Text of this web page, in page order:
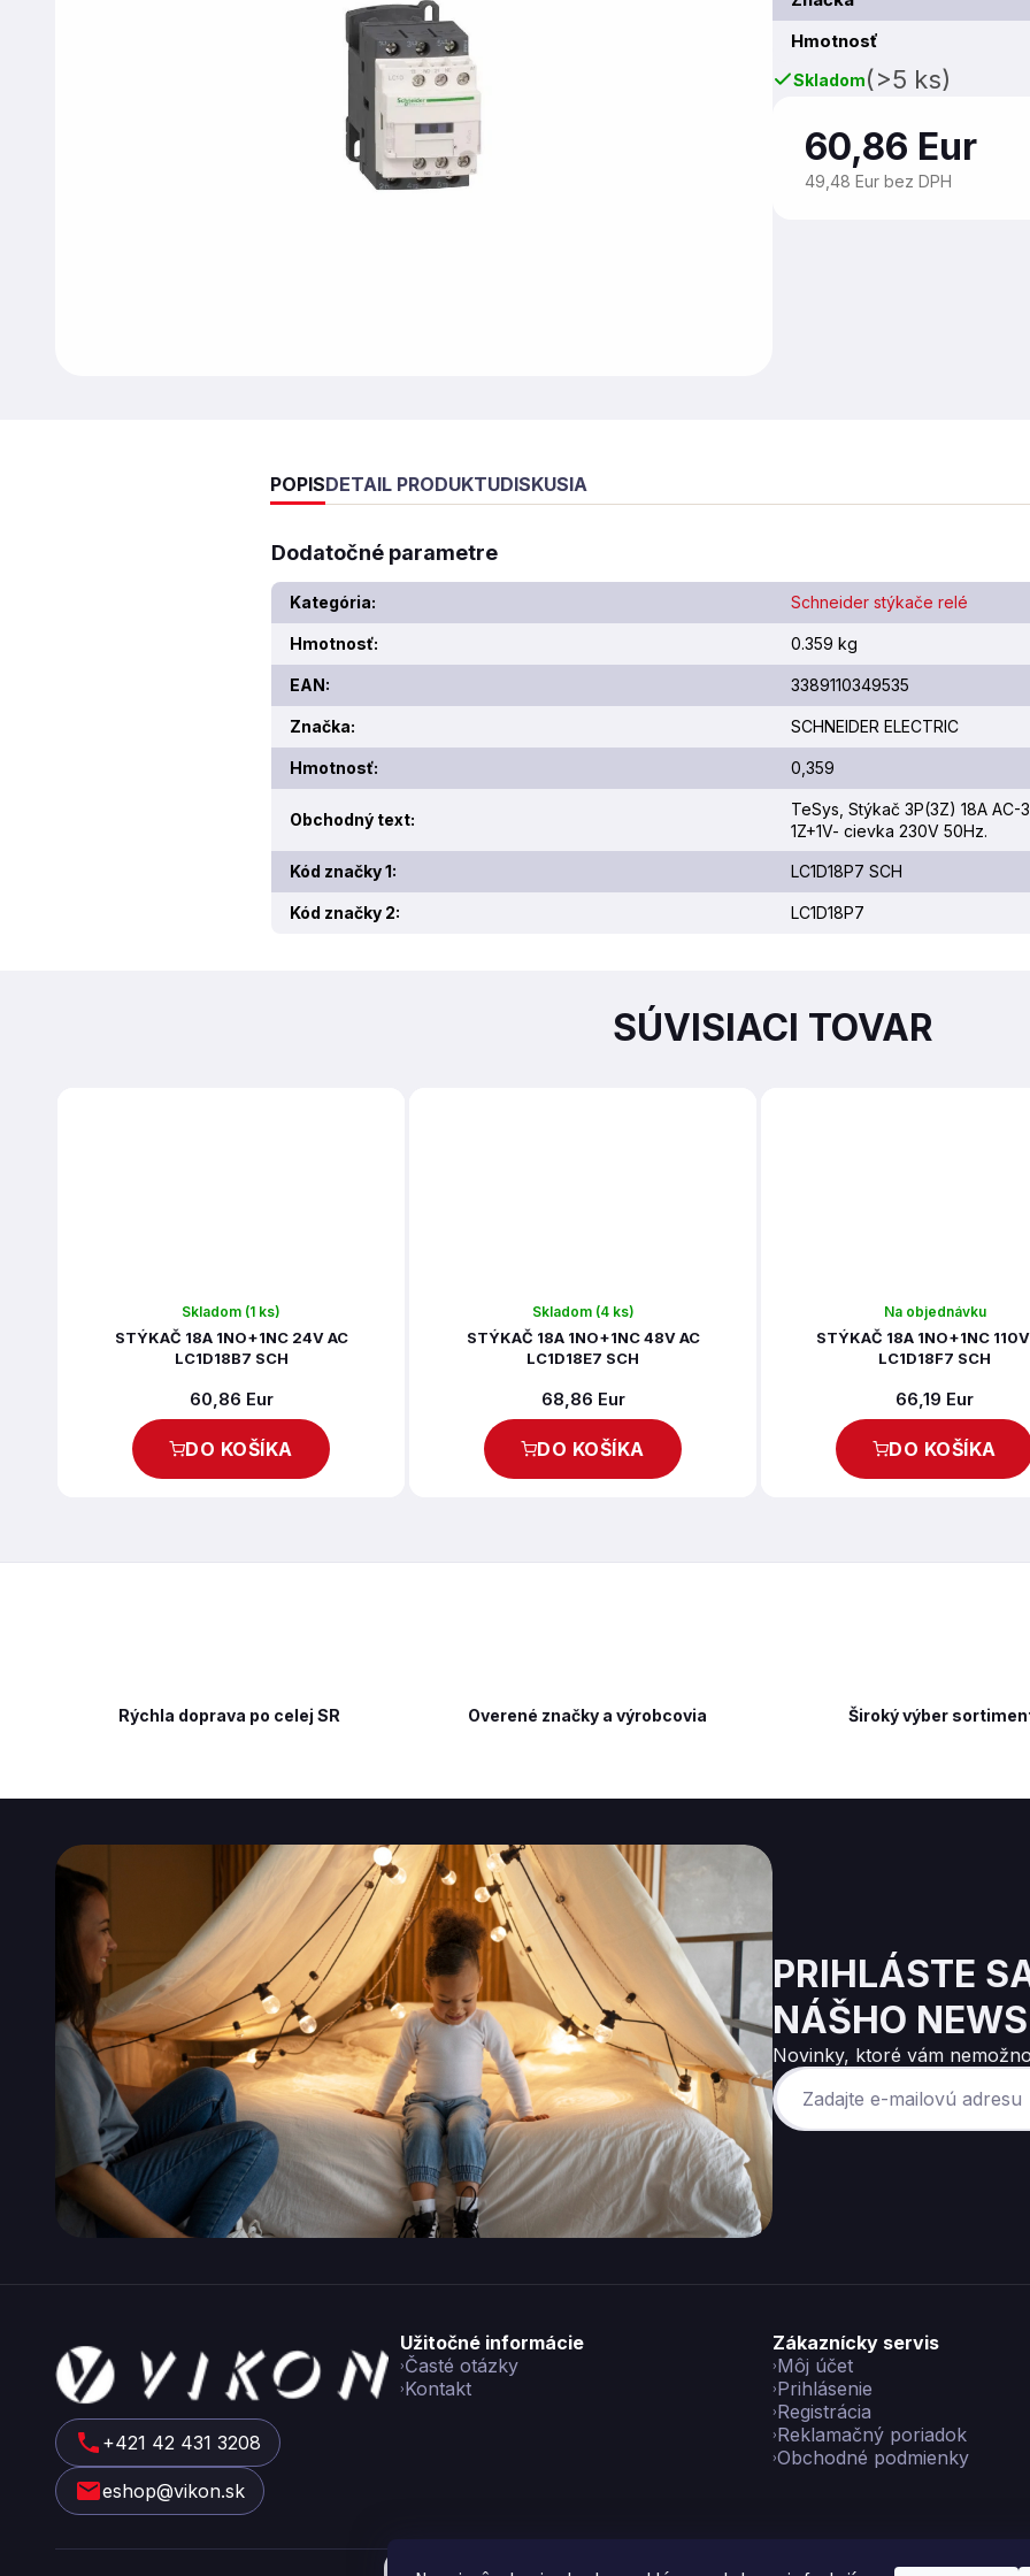
Hmotnosť
Skladom(>5 ks)
60,86 Eur
49,48 Eur bez DPH
POPISDETAIL PRODUKTUDISKUSIA
Dodatočné parametre
Kategória: Schneider stýkače relé
Hmotnosť: 0.359 kg
EAN: 3389110349535
Značka: SCHNEIDER ELECTRIC
Hmotnosť: 0,359
Obchodný text:
TeSys, Stýkač 3P(3Z) 18A
1Z+1V- cievka 230V 50Hz.
Kód značky 1: LC1D18P7 SCH
Kód značky 2: LC1D18P7
SÚVISIACI TOVAR
Skladom (1 ks)
STÝKAČ 18A 1NO+1NC 24V AC
LC1D18B7 SCH
60,86 Eur
DO KOŠÍKA
Skladom (4 ks)
STÝKAČ 18A 1NO+1NC 48V AC
LC1D18E7 SCH
68,86 Eur
DO KOŠÍKA
Na objednávku
STÝKAČ 18A 1NO+1NC
LC1D18F7 SCH
66,19 Eur
DO KOŠÍKA
Overené značky a výrobcovia
Rýchla doprava po celej SR Široký výber
PRIHLÁSTE
NÁŠHO
Novinky, ktoré vám
+421 42 431 3208
eshop@vikon.sk
Užitočné informácie
Časté otázky
Kontakt
Zákaznícky servis
Môj účet
Prihlásenie
Registrácia
Reklamačný poriadok
Obchodné podmienky
á
p
ä
t
e